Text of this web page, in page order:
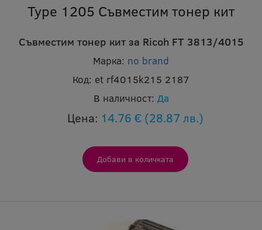
Type 1205 Съвместим тонер кит
Съвместим тонер кит за Ricoh FT 3813/4015
Марка: no brand
Код: et rf4015k215 2187
В наличност: Да
Цена: 14.76 € (28.87 лв.)